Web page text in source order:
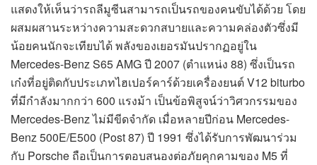
แสดงให้เห็นว่ารถลีมูซีนสามารถเป็นรถของคนขับได้ด้วย โดย
ผสมผสานระหว่างความสะดวกสบายและความคล่องตัวซึ่งมี
น้อยคนนักจะเทียบได้ พลังของเยอรมันปรากฏอยู่ใน
Mercedes-Benz S65 AMG ปี 2007 (ตำแหน่ง 88) ซึ่งเป็นรถ
เก๋งที่อยู่ติดกับประเภทไฮเปอร์คาร์ด้วยเครื่องยนต์ V12 biturbo
ที่มีกำลังมากกว่า 600 แรงม้า เป็นข้อพิสูจน์ว่าวิศวกรรมของ
Mercedes-Benz ไม่มีขีดจำกัด เมื่อหลายปีก่อน Mercedes-
Benz 500E/E500 (Post 87) ปี 1991 ซึ่งได้รับการพัฒนาร่วม
กับ Porsche ถือเป็นการตอบสนองต่อภัยคุกคามของ M5 ที่